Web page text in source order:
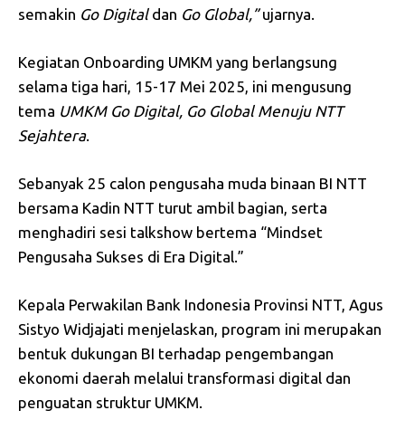
semakin Go Digitaldan Go Global,”ujarnya.
Kegiatan Onboarding UMKM yang berlangsung
selama tiga hari, 15-17 Mei 2025, ini mengusung
tema UMKM Go Digital, Go Global Menuju NTT
Sejahtera.
Sebanyak 25 calon pengusaha muda binaan BI NTT
bersama Kadin NTT turut ambil bagian, serta
menghadiri sesi talkshow bertema “Mindset
Pengusaha Sukses di Era Digital.”
Kepala Perwakilan Bank Indonesia Provinsi NTT, Agus
Sistyo Widjajati menjelaskan, program ini merupakan
bentuk dukungan BI terhadap pengembangan
ekonomi daerah melalui transformasi digital dan
penguatan struktur UMKM.